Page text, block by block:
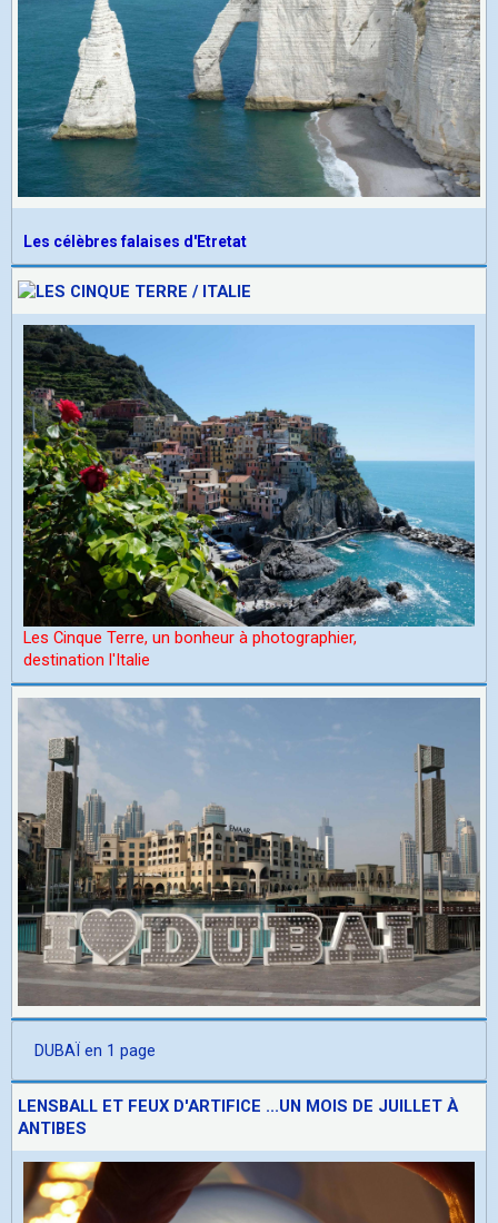
Les célèbres falaises d'Etretat
Les Cinque Terre, un bonheur à photographier,
destination l'Italie
DUBAÏ en 1 page
LENSBALL ET FEUX D'ARTIFICE ...UN MOIS DE JUILLET À
ANTIBES